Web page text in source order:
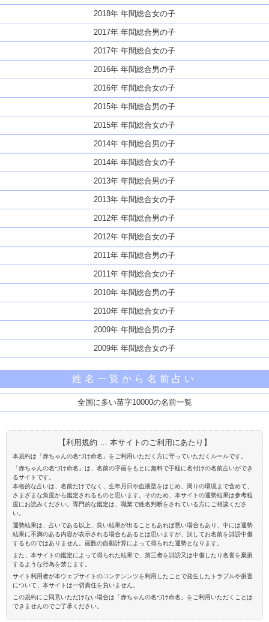
2018年 年間総合女の子
2017年 年間総合男の子
2017年 年間総合女の子
2016年 年間総合男の子
2016年 年間総合女の子
2015年 年間総合男の子
2015年 年間総合女の子
2014年 年間総合男の子
2014年 年間総合女の子
2013年 年間総合男の子
2013年 年間総合女の子
2012年 年間総合男の子
2012年 年間総合女の子
2011年 年間総合男の子
2011年 年間総合女の子
2010年 年間総合男の子
2010年 年間総合女の子
2009年 年間総合男の子
2009年 年間総合女の子
姓名一覧から名前占い
全国に多い苗字10000の名前一覧
【利用規約 … 本サイトのご利用にあたり】
本規約は「赤ちゃんの名づけ命名」をご利用いただく方に守っていただくルールです。
「赤ちゃんの名づけ命名」は、名前の字画をもとに無料で手軽に名付けの名前占いができ
るサイトです。
本格的な占いは、名前だけでなく、生年月日や血液型をはじめ、周りの環境まで含めて、
さまざまな角度から鑑定されるものと思います。そのため、本サイトの運勢結果は参考程
度にお読みください。専門的な鑑定は、職業で姓名判断をされている方にご相談くださ
い。
運勢結果は、占いである以上、良い結果が出ることもあれば悪い場合もあり、中には運勢
結果に不満のある内容が表示される場合もあるとは思いますが、決してお名前を誹謗中傷
するものではありません。画数の自動計算によって得られた運勢となります。
また、本サイトの鑑定によって得られた結果で、第三者を誹謗又は中傷したり名誉を棄損
するような行為を禁じます。
サイト利用者が本ウェブサイトのコンテンンツを利用したことで発生したトラブルや損害
について、本サイトは一切責任を負いません。
この規約にご同意いただけない場合は「赤ちゃんの名づけ命名」をご利用いただくことは
できませんのでご了承ください。